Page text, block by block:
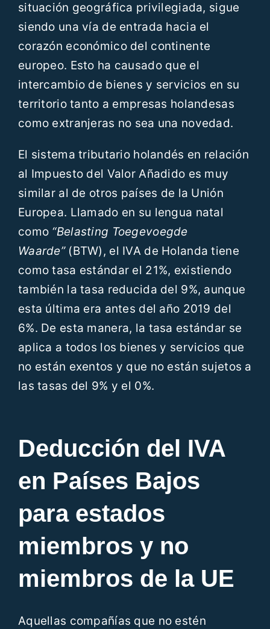
ES
situación geográfica privilegiada, sigue
siendo una vía de entrada hacia el
corazón económico del continente
europeo. Esto ha causado que el
intercambio de bienes y servicios en su
territorio tanto a empresas holandesas
como extranjeras no sea una novedad.
El sistema tributario holandés en relación
al Impuesto del Valor Añadido es muy
similar al de otros países de la Unión
Europea. Llamado en su lengua natal
como “Belasting Toegevoegde
Waarde” (BTW), el IVA de Holanda tiene
como tasa estándar el 21%, existiendo
también la tasa reducida del 9%, aunque
esta última era antes del año 2019 del
6%. De esta manera, la tasa estándar se
aplica a todos los bienes y servicios que
no están exentos y que no están sujetos a
las tasas del 9% y el 0%.
Deducción del IVA
en Países Bajos
para estados
miembros y no
miembros de la UE
Aquellas compañías que no estén